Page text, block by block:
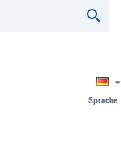
Sprache